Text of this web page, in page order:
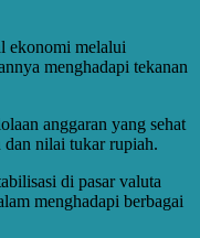
ekonomi melalui
menghadapi tekanan
anggaran yang sehat
dan nilai tukar rupiah.
di pasar valuta
menghadapi berbagai